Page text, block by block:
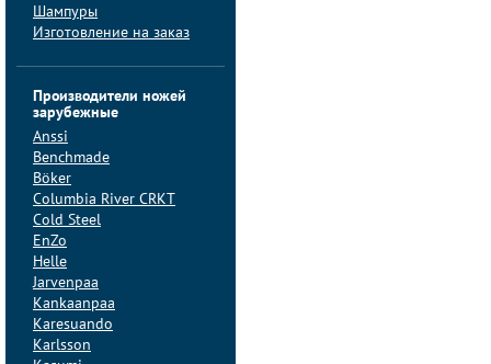
Шампуры
Изготовление на заказ
Производители ножей
зарубежные
Anssi
Benchmade
Böker
Columbia River CRKT
Cold Steel
EnZo
Helle
Jarvenpaa
Kankaanpaa
Karesuando
Karlsson